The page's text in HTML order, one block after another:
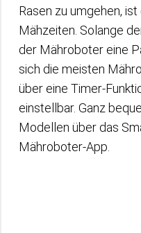
Rasen zu umgehen,
Mähzeiten. Solange
der Mähroboter eine
sich die meisten
über eine Timer-
einstellbar. Ganz
Modellen über das
Mähroboter-App.